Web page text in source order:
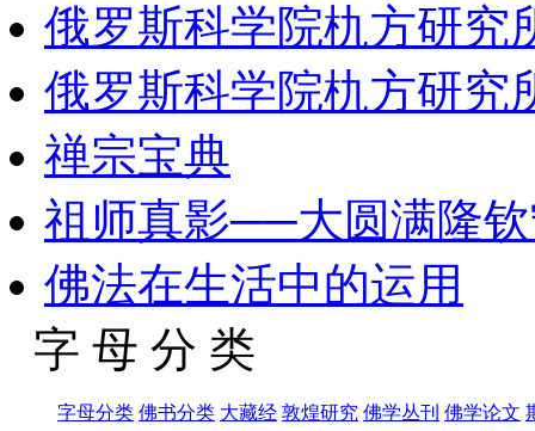
俄罗斯科学院朹方研究
俄罗斯科学院朹方研究
禅宗宝典
祖师真影──大圆满隆
佛法在生活中的运用
字 母 分 类
字母分类 佛书分类 大藏经 敦煌研究 佛学丛刊 佛学论文